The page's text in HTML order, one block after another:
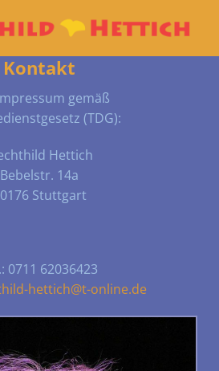
Kontakt
gemäß
(TDG):
Hettich
Bebelstr. 14a
Stuttgart
0711 62036423
hettich@t-online.de